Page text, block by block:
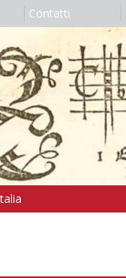
Contatti